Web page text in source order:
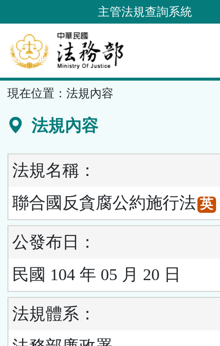
到
要
內
容
區
主管法規查詢系統
現在位置： 法規內容
法規內容
法規名稱：
聯合國反貪腐公約施行法 英
公發布日：
民國 104 年 05 月 20 日
法規體系：